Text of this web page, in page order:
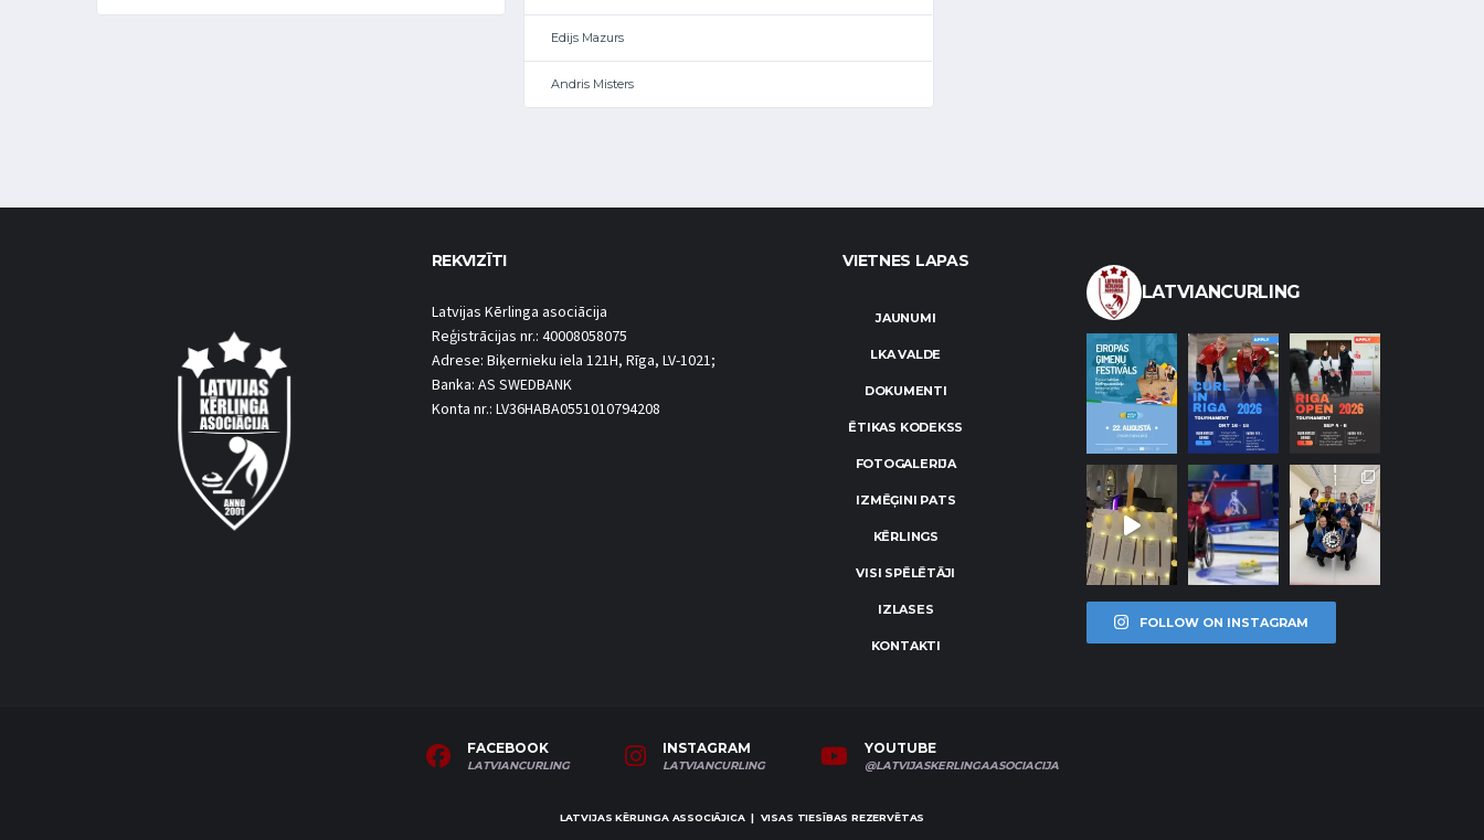
Edijs Mazurs
Andris Misters
REKVIZĪTI
Latvijas Kērlinga asociācija
Reģistrācijas nr.: 40008058075
Adrese: Biķernieku iela 121H, Rīga, LV-1021;
Banka: AS SWEDBANK
Konta nr.: LV36HABA0551010794208
VIETNES LAPAS
JAUNUMI
LKA VALDE
DOKUMENTI
ĒTIKAS KODEKSS
FOTOGALERIJA
IZMĒĢINI PATS
KĒRLINGS
VISI SPĒLĒTĀJI
IZLASES
KONTAKTI
LATVIANCURLING
FOLLOW ON INSTAGRAM
FACEBOOK
LATVIANCURLING
INSTAGRAM
LATVIANCURLING
YOUTUBE
@LATVIJASKERLINGAASOCIACIJA
LATVIJAS KĒRLINGA ASSOCIĀJICA | VISAS TIESĪBAS REZERVĒTAS